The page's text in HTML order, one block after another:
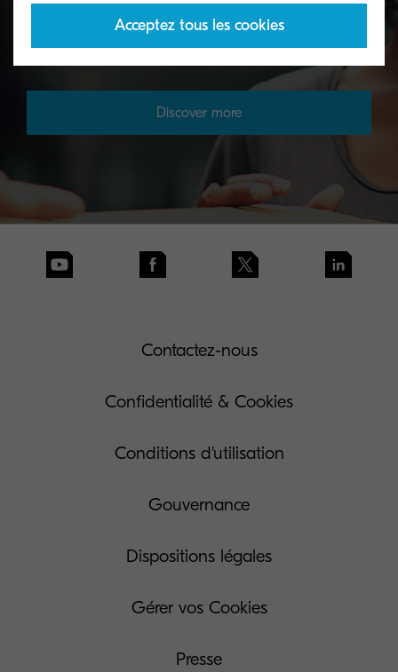
KYOCERA's toner recycling programme allows
Discover more
Contactez-nous
Confidentialité & Cookies
Conditions d'utilisation
Gouvernance
Dispositions légales
Gérer vos Cookies
Presse
essentiels
Acceptez tous les cookies